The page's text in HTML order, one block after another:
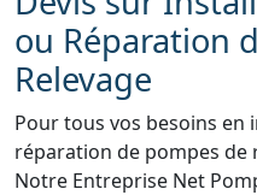
ou Réparation
Relevage
Pour tous vos besoins
réparation de pompes de
Notre Entreprise Net